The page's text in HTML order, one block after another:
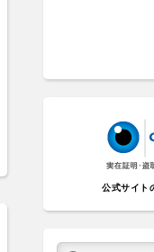
公式サイト